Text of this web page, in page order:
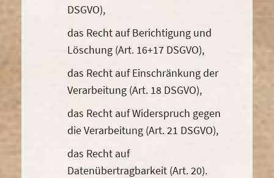
DSGVO),
das Recht auf Berichtigung und
Löschung (Art. 16+17 DSGVO),
das Recht auf Einschränkung der
Verarbeitung (Art. 18 DSGVO),
das Recht auf Widerspruch gegen
die Verarbeitung (Art. 21 DSGVO),
das Recht auf
Datenübertragbarkeit (Art. 20).